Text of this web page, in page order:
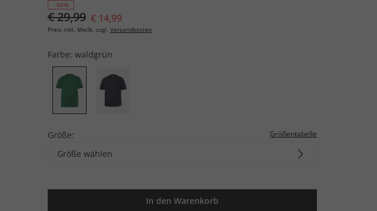
- 50%
€ 29,99 € 14,99
Preis inkl. MwSt. zzgl. Versandkosten
Farbe: waldgrün
Größe: Größentabelle
Größe wählen
In den Warenkorb